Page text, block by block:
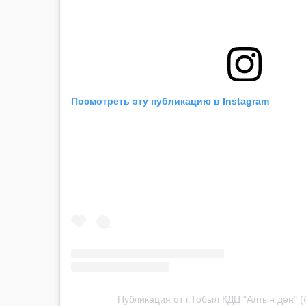
Посмотреть эту публикацию в Instagram
Публикация от г.Тобыл КДЦ "Алтын дән"